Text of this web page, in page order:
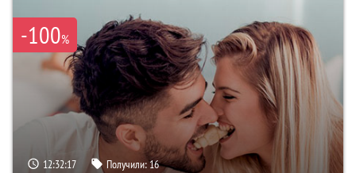
-100%
12:32:16 Получили:16